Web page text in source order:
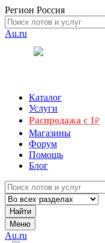
Регион Россия
Au.ru
Каталог
Услуги
Распродажа с 1₽
Магазины
Форум
Помощь
Блог
Найти
Меню
Au.ru